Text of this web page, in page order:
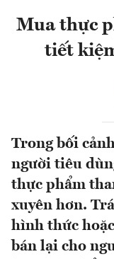
Mua thực
tiết
Trong bối
người tiêu
thực phẩm
xuyên hơn.
hình thức
bán lại cho